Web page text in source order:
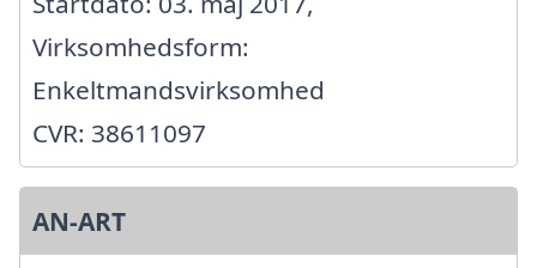
Virksomhedsform:
Enkeltmandsvirksomhed
CVR: 38611097
AN-ART